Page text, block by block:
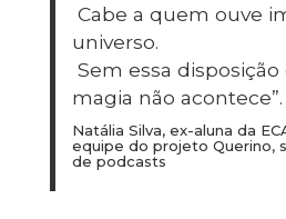
Cabe a quem ouve
universo.
Sem essa
magia não acontece”.
Natália Silva, ex-aluna da
equipe do projeto Querino,
de podcasts